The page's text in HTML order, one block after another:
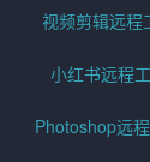
视频剪辑远程
小红书远程
Photoshop远